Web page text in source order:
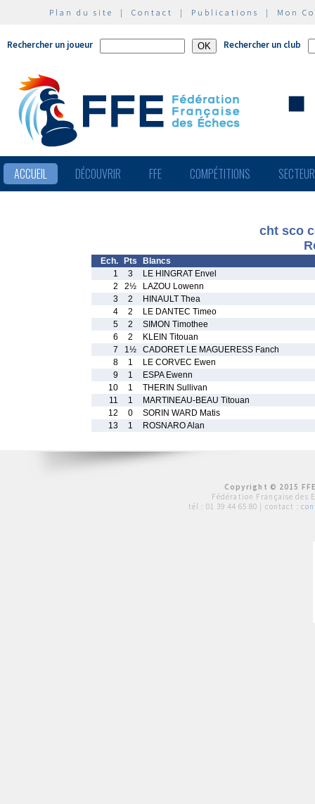
Plan du site | Contact | Publications | Mon
Rechercher un joueur Rechercher un club
ACCUEIL DÉCOUVRIR FFE COMPÉTITIONS
cht sco
Ech. Pts
Blancs
1
3
LE HINGRAT Envel
2
2½
LAZOU Lowenn
3
2
HINAULT Thea
4
2
LE DANTEC Timeo
5
2
SIMON Timothee
6
2
KLEIN Titouan
7
1½
CADORET LE MAGUERESS Fanch
8
1
LE CORVEC Ewen
9
1
ESPA Ewenn
10
1
THERIN Sullivan
11
1
MARTINEAU-BEAU Titouan
12
0
SORIN WARD Matis
13
1 ROSNARO Alan
Copyright © 2015
Fédération Française des
tél : 01 39 44 65 80 | contact :